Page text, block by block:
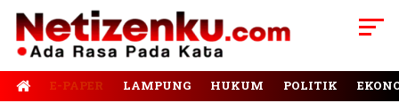
E-PAPER LAMPUNG HUKUM POLITIK